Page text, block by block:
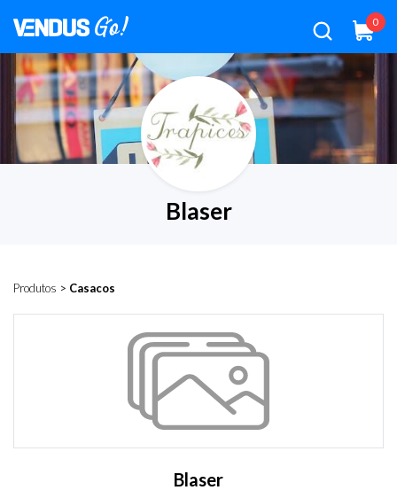
0
Blaser
Produtos > Casacos
Blaser